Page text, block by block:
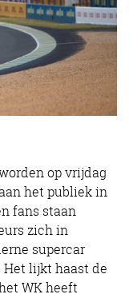
op vrijdag
het publiek in
fans staan
zich in
supercar
lijkt haast de
WK heeft